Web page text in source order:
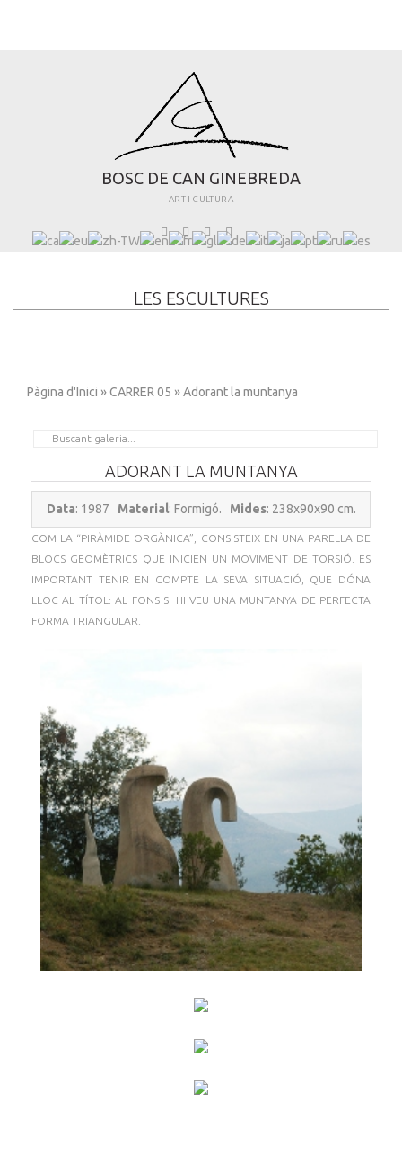
BOSC DE CAN GIN EBREDA
ART I CULTURA
LES ESCULTURES
Pàgina d'Inici »CARRER 05 » Adorant la muntanya
ADORANT LA MUNTANYA
Data: 1987 Material: Formigó. Mides: 238x90x90 cm.
COM LA “PIRÀMIDE ORGÀNICA”, CONSISTEIX EN UNA PARELLA DE
BLOCS GEOMÈTRICS QUE INICIEN UN MOVIMENT DE TORSIÓ. ES
IMPORTANT TENIR EN COMPTE LA SEVA SITUACIÓ, QUE DÓNA
LLOC AL TÍTOL: AL FONS S' HI VEU UNA MUNTANYA DE PERFECTA
FORMA TRIANGULAR.